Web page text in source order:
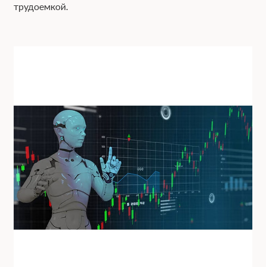
трудоемкой.